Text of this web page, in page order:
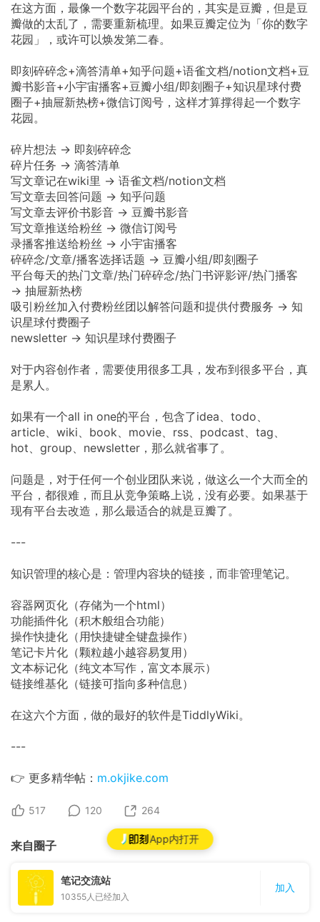
App内打开
在这方面，最像一个数字花园平台的，其实是豆瓣，但是豆
瓣做的太乱了，需要重新梳理。如果豆瓣定位为「你的数字
花园」，或许可以焕发第二春。
即刻碎碎念+滴答清单+知乎问题+语雀文档/notion文档+豆
瓣书影音+小宇宙播客+豆瓣小组/即刻圈子+知识星球付费
圈子+抽屉新热榜+微信订阅号，这样才算撑得起一个数字
花园。
碎片想法 → 即刻碎碎念
碎片任务 → 滴答清单
写文章记在wiki里 → 语雀文档/notion文档
写文章去回答问题 → 知乎问题
写文章去评价书影音 → 豆瓣书影音
写文章推送给粉丝 → 微信订阅号
录播客推送给粉丝 → 小宇宙播客
碎碎念/文章/播客选择话题 → 豆瓣小组/即刻圈子
平台每天的热门文章/热门碎碎念/热门书评影评/热门播客
→ 抽屉新热榜
吸引粉丝加入付费粉丝团以解答问题和提供付费服务 → 知
识星球付费圈子
newsletter → 知识星球付费圈子
对于内容创作者，需要使用很多工具，发布到很多平台，真
是累人。
如果有一个all in one的平台，包含了idea、todo、
article、wiki、book、movie、rss、podcast、tag、
hot、group、newsletter，那么就省事了。
问题是，对于任何一个创业团队来说，做这么一个大而全的
平台，都很难，而且从竞争策略上说，没有必要。如果基于
现有平台去改造，那么最适合的就是豆瓣了。
---
知识管理的核心是：​管理内容块的链接，而非管理笔记。
​容器网页化（存储为一个html）
功能插件化（积木般组合功能）
​操作快捷化（用快捷键全键盘操作）
​笔记卡片化（颗粒越小越容易复用）
​文本标记化（纯文本写作，富文本展示）
​链接维基化（链接可指向多种信息）
​在这六个方面，​做的最好的软件是TiddlyWiki。
---
👉 更多精华帖： m.okjike.com
517 120 264
来自圈子
笔记交流站
10355 人已经加入
加入